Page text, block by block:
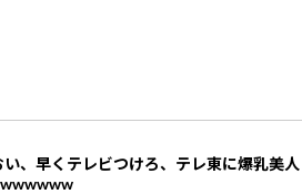
い、早くテレビつけろ、テレ東に爆乳美人